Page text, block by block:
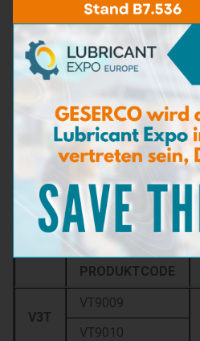
cSt bei 40°C
ISO-Viskositätsklasse
SAE-Klasse
Verdünnung: Das
Bestimmung des
Motorölen mit Kraftstoff
Berechnung des
Bestimmung der Viskosität
anderen Referenztemperatur
Produktcode
PRODUKTCODE
V3T
VT9009
VT9010